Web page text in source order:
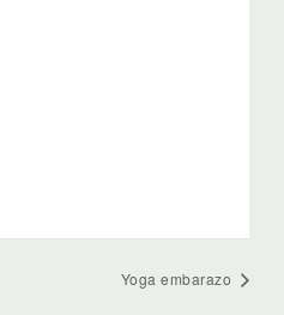
Yoga embarazo